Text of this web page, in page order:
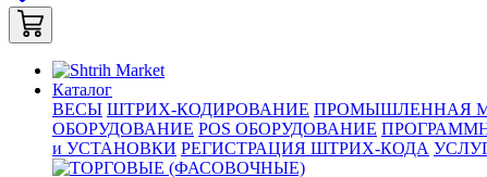
Каталог
ВЕСЫ ШТРИХ-КОДИРОВАНИЕ ПРОМЫШЛЕННАЯ
ОБОРУДОВАНИЕ POS ОБОРУДОВАНИЕ
и УСТАНОВКИ РЕГИСТРАЦИЯ ШТРИХ-КОДА